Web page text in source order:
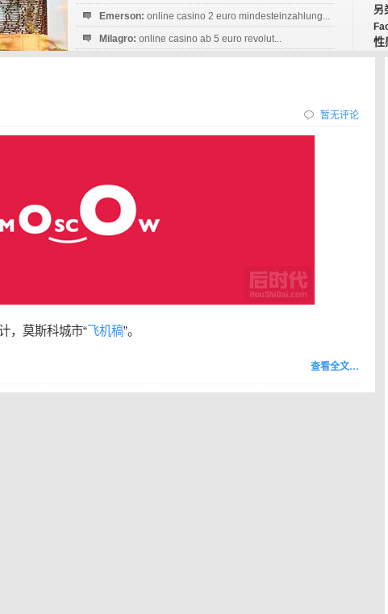
Emerson: online casino 2 euro mindesteinzahlung...
Milagro: online casino ab 5 euro revolut...
另
性
暂无评论
，莫斯科城市“飞机稿”。
查看全文…